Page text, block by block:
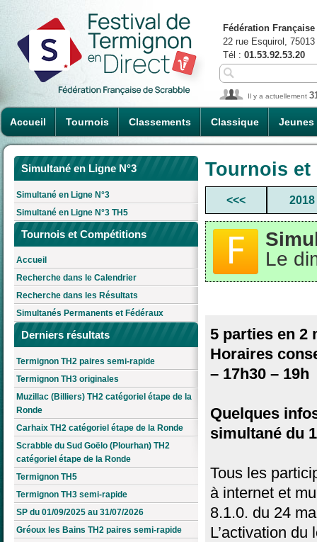
Accueil Tournois Classements Classique Jeunes
Fédération
22 rue Esquirol,
Tél : 01.53.92.53.20
Il y a actuellement
Simultané en Ligne N°3
Simultané en Ligne N°3
Simultané en Ligne N°3 TH5
Tournois et Compétitions
Accueil
Recherche dans le Calendrier
Recherche dans les Résultats
Simultanés Permanents et Fédéraux
Derniers résultats
Termignon TH2 paires semi-rapide
Termignon TH3 originales
Muzillac (Billiers) TH2 catégoriel étape de la
Ronde
Carhaix TH2 catégoriel étape de la Ronde
Scrabble du Sud Goëlo (Plourhan) TH2
catégoriel étape de la Ronde
Termignon TH5
Termignon TH3 semi-rapide
SP du 01/09/2025 au 31/07/2026
Gréoux les Bains TH2 paires semi-rapide
Tournois
<<< 2018
Le
5 parties en 2
Horaires
– 17h30 – 19h
Quelques
simultané du
Tous les
à internet et
8.1.0. du 24
L’activation